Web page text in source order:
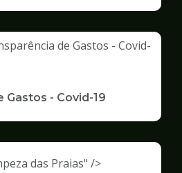
Infraestrutura
Serviços
Públicos
Gastos - Covid-19
das Praias" />